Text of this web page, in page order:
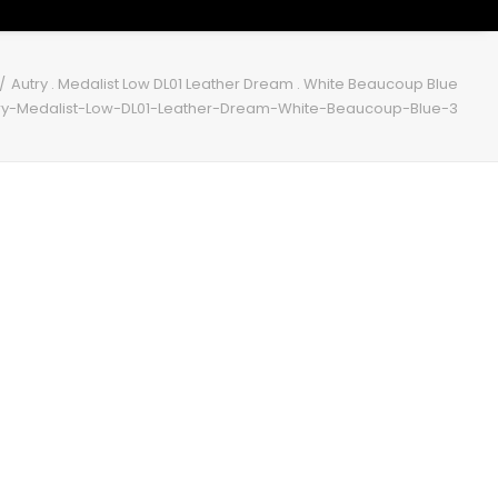
Autry . Medalist Low DL01 Leather Dream . White Beaucoup Blue
Medalist-Low-DL01-Leather-Dream-White-Beaucoup-Blue-3